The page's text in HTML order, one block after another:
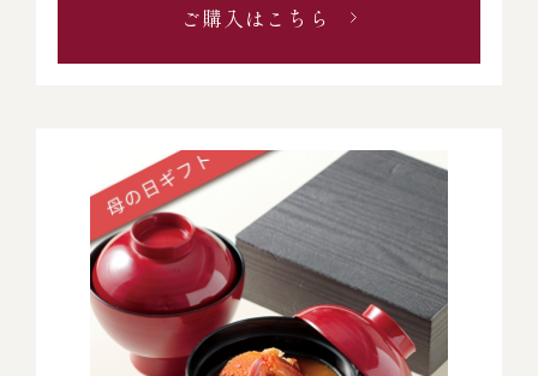
ご購入はこちら